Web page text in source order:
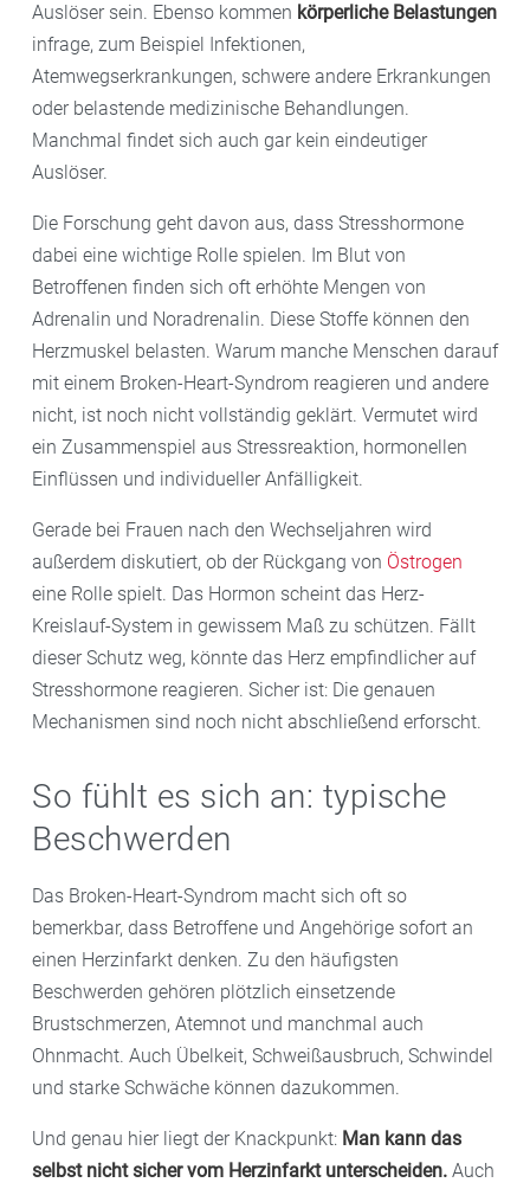
Auslöser sein. Ebenso kommen körperliche Belastungen
infrage, zum Beispiel Infektionen,
Atemwegserkrankungen, schwere andere Erkrankungen
oder belastende medizinische Behandlungen.
Manchmal findet sich auch gar kein eindeutiger
Auslöser.
Die Forschung geht davon aus, dass Stresshormone
dabei eine wichtige Rolle spielen. Im Blut von
Betroffenen finden sich oft erhöhte Mengen von
Adrenalin und Noradrenalin. Diese Stoffe können den
Herzmuskel belasten. Warum manche Menschen darauf
mit einem Broken-Heart-Syndrom reagieren und andere
nicht, ist noch nicht vollständig geklärt. Vermutet wird
ein Zusammenspiel aus Stressreaktion, hormonellen
Einflüssen und individueller Anfälligkeit.
Gerade bei Frauen nach den Wechseljahren wird
außerdem diskutiert, ob der Rückgang von Östrogen
eine Rolle spielt. Das Hormon scheint das Herz-
Kreislauf-System in gewissem Maß zu schützen. Fällt
dieser Schutz weg, könnte das Herz empfindlicher auf
Stresshormone reagieren. Sicher ist: Die genauen
Mechanismen sind noch nicht abschließend erforscht.
So fühlt es sich an: typische
Beschwerden
Das Broken-Heart-Syndrom macht sich oft so
bemerkbar, dass Betroffene und Angehörige sofort an
einen Herzinfarkt denken. Zu den häufigsten
Beschwerden gehören plötzlich einsetzende
Brustschmerzen, Atemnot und manchmal auch
Ohnmacht. Auch Übelkeit, Schweißausbruch, Schwindel
und starke Schwäche können dazukommen.
Und genau hier liegt der Knackpunkt: Man kann das
selbst nicht sicher vom Herzinfarkt unterscheiden. Auch